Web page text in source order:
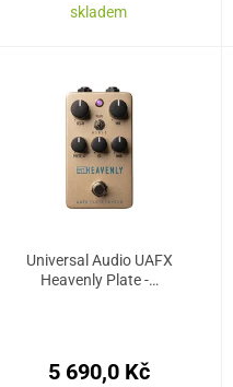
skladem
Universal Audio UAFX
Heavenly Plate -…
5 690,0 Kč